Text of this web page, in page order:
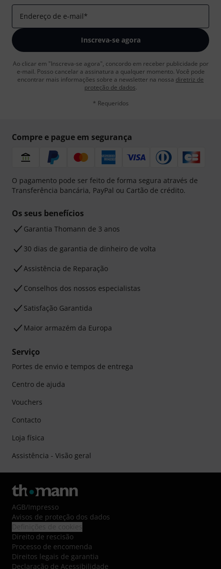
Endereço de e-mail*
Inscreva-se agora
Ao clicar em "Inscreva-se agora", concordo em receber publicidade por
e-mail. Posso cancelar a assinatura a qualquer momento. Você pode
encontrar mais informações sobre a newsletter na nossa diretriz de
proteção de dados.
* Requeridos
Compre e pague em segurança
O pagamento pode ser feito de forma segura através de
Transferência bancária, PayPal ou Cartão de crédito.
Os seus benefícios
Garantia Thomann de 3 anos
30 dias de garantia de dinheiro de volta
Assistência de Reparação
Conselhos dos nossos especialistas
Satisfação Garantida
Maior armazém da Europa
Serviço
Portes de envio e tempos de entrega
Centro de ajuda
Vouchers
Contacto
Loja física
Assistência - Visão geral
AGB/Impresso
Avisos de proteção dos dados
Direito de rescisão
Processo de encomenda
Direitos legais de garantia
Declaração de Acessibilidade